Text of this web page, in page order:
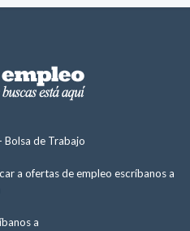
Bolsa de Trabajo
a ofertas de empleo escríbanos a
a